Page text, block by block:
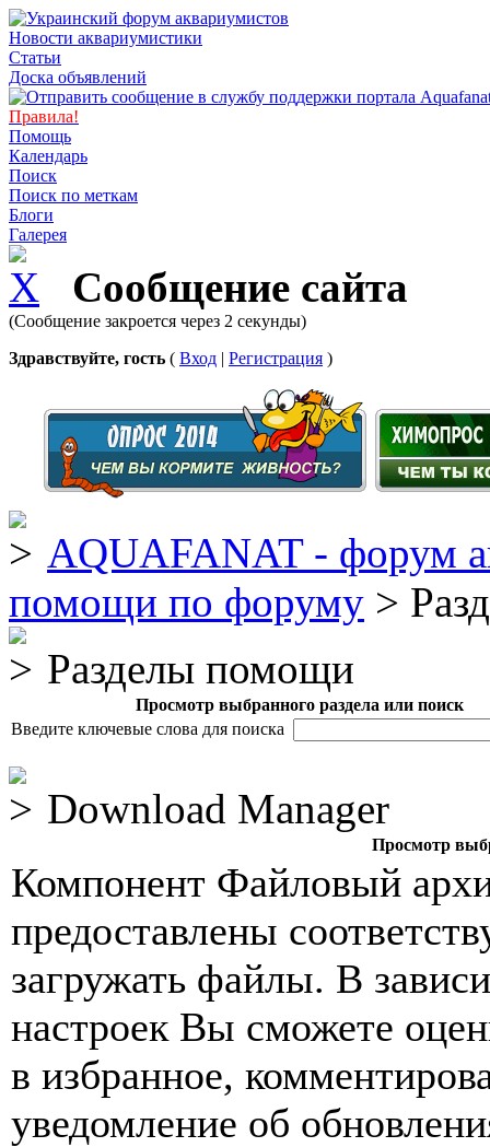
Новости аквариумистики
Статьи
Доска объявлений
Правила!
Помощь
Календарь
Поиск
Поиск по меткам
Блоги
Галерея
Сообщение сайта
(Сообщение закроется через 2 секунды)
Здравствуйте, гость ( Вход | Регистрация )
AQUAFANAT - форум
помощи по форуму >
Разделы помощи
Просмотр выбранного раздела или поиск
Введите ключевые слова для поиска
Download Manager
Просмотр
Компонент Файловый
предоставлены
загружать файлы. В
настроек Вы сможете
в избранное,
уведомление об